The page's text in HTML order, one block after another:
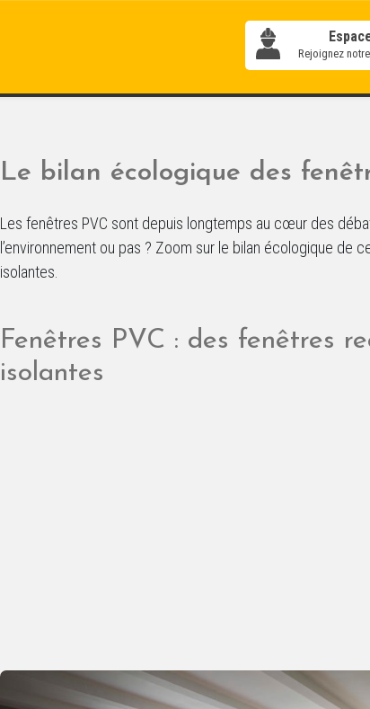
Rejoignez
Le bilan écologique des
Les fenêtres PVC sont depuis longtemps au cœur des
l’environnement ou pas ? Zoom sur le bilan écologique de
isolantes.
Fenêtres PVC : des fenêtres
isolantes